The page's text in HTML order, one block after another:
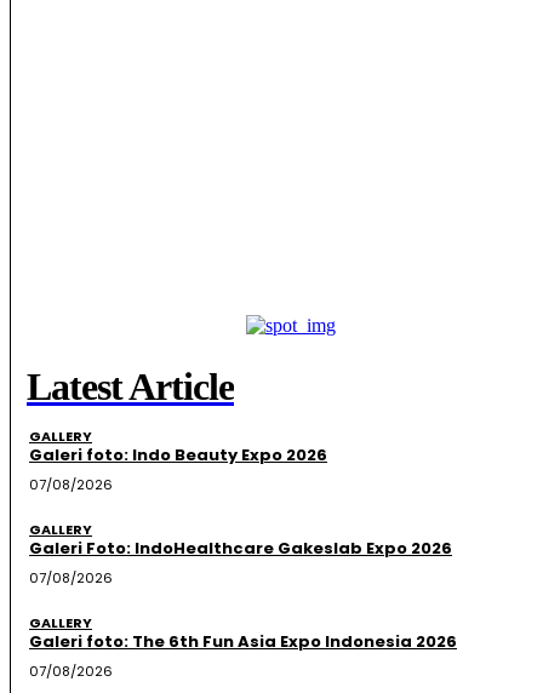
Latest Article
GALLERY
Galeri foto: Indo Beauty Expo 2026
07/08/2026
GALLERY
Galeri Foto: IndoHealthcare Gakeslab Expo 2026
07/08/2026
GALLERY
Galeri foto: The 6th Fun Asia Expo Indonesia 2026
07/08/2026